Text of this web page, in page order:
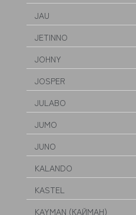
JAU
JETINNO
JOHNY
JOSPER
JULABO
JUMO
JUNO
KALANDO
KASTEL
KAYMAN (КАЙМАН)